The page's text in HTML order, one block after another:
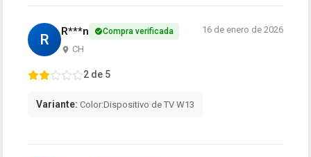
R R***n Compra verificada
CH
16 de enero de 2026
2 de 5
Variante: Color:Dispositivo de TV W13